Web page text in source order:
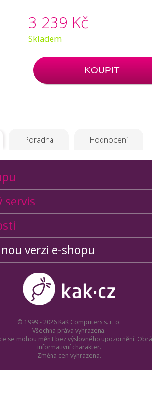
3 239 Kč
Skladem
KOUPIT
Poradna Hodnocení
servis
verzi e-shopu
© 1999 - 2026 KaK Computers s. r. o.
Všechna práva vyhrazena.
se mohou měnit bez výslovného upozornění.
informativní charakter.
Změna cen vyhrazena.